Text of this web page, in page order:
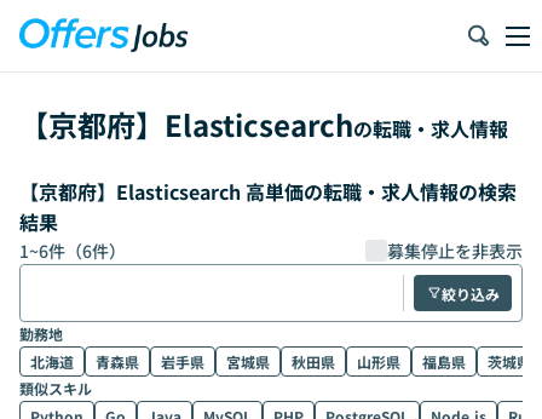
【京都府】 Elasticsearchの転職・求人情報
【京都府】Elasticsearch 高単価の転職・求人情報の検索
結果
1~6件（6件） 募集停止を非表示
絞り込み
勤務地
北海道
青森県 岩手県 宮城県 秋田県 山形県 福島県
茨城県
類似スキル